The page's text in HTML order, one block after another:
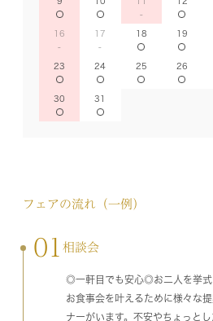
16 17 18 19
23 24 25 26
30 31
フェアの流れ（一例）
01 相談会
◎一軒目でも安心◎お二人を挙式
お食事会を叶えるために様々な
ナーがいます。不安やちょっと